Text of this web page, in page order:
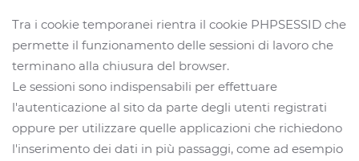
Tra i cookie temporanei rientra il cookie PHPSESSID che
permette il funzionamento delle sessioni di lavoro che
terminano alla chiusura del browser.
Le sessioni sono indispensabili per effettuare
l'autenticazione al sito da parte degli utenti registrati
oppure per utilizzare quelle applicazioni che richiedono
l'inserimento dei dati in più passaggi, come ad esempio